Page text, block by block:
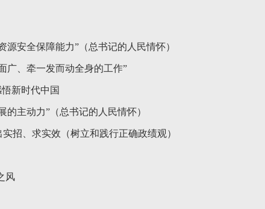
源安全保障能力”（总书记的人民情怀）
广、牵一发而动全身的工作”
新时代中国
的主动力”（总书记的人民情怀）
招、求实效（树立和践行正确政绩观）
风